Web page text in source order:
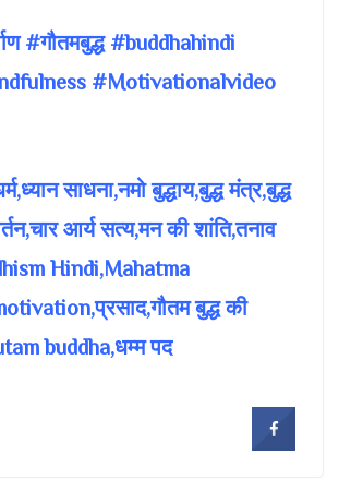
#गौतमबुद्ध #buddhahindi
#Motivationalvideo
साधना,नमो बुद्धाय,बुद्ध मंत्र,बुद्ध
आर्य सत्य,मन की शांति,तनाव
Hindi,Mahatma
बुद्ध की
buddha,धम्म पद